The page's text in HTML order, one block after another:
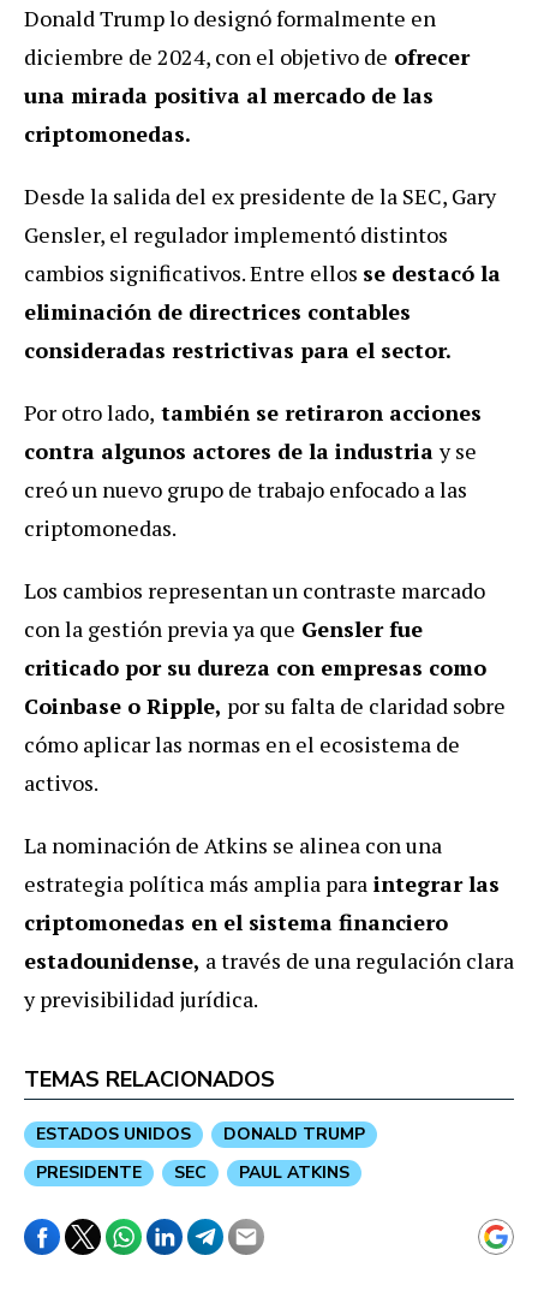
Donald Trump lo designó formalmente en
diciembre de 2024, con el objetivo de ofrecer
una mirada positiva al mercado de las
criptomonedas.
Desde la salida del ex presidente de la SEC, Gary
Gensler, el regulador implementó distintos
cambios significativos. Entre ellos se destacó la
eliminación de directrices contables
consideradas restrictivas para el sector.
Por otro lado, también se retiraron acciones
contra algunos actores de la industriay se
creó un nuevo grupo de trabajo enfocado a las
criptomonedas.
Los cambios representan un contraste marcado
con la gestión previa ya que Gensler fue
criticado por su dureza con empresas como
Coinbase o Ripple, por su falta de claridad sobre
cómo aplicar las normas en el ecosistema de
activos.
La nominación de Atkins se alinea con una
estrategia política más amplia para integrar las
criptomonedas en el sistema financiero
estadounidense, a través de una regulación clara
y previsibilidad jurídica.
TEMAS RELACIONADOS
ESTADOS UNIDOS
DONALD TRUMP
PRESIDENTE
SEC PAUL ATKINS